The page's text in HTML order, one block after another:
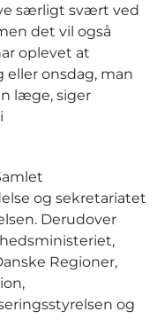
særligt svært ved
det vil også
oplevet at
eller onsdag, man
læge, siger
og sekretariatet
Derudover
Regioner,
og